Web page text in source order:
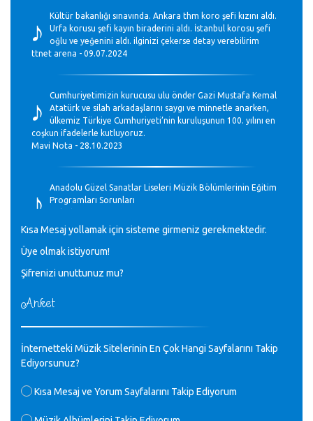
♪
Kültür bakanlığı sınavında. Ankara thm koro şefi kızını aldı.
Urfa korusu şefi kayın biraderini aldı. İstanbul korosu şefi
oğlu ve yeğenini aldı. ilginizi çekerse detay verebilirim
ttnet arena - 09.07.2024
♪
Cumhuriyetimizin kurucusu ulu önder Gazi Mustafa Kemal
Atatürk ve silah arkadaşlarını saygı ve minnetle anarken,
ülkemiz Türkiye Cumhuriyeti’nin kuruluşunun 100. yılını en
coşkun ifadelerle kutluyoruz.
Mavi Nota - 28.10.2023
♪
Anadolu Güzel Sanatlar Liseleri Müzik Bölümlerinin Eğitim
Programları Sorunları
♪
GEÇMİŞ OLSUN TÜRKİYE!
Mavi Nota - 07.02.2023
♪
30 yıl sonra karşılaşmak çok güzel Kurtuluş, teveccüh
M.Semih Baylan - 08.01.2023
♪
Değerli Müfit hocama en içten sevgi saygılarımı iletin
yaptım.1994 yılında derginin bu daldaki ödülüne layık
Kısa Mesaj yollamak için sisteme girmeniz gerekmektedir.
Üye olmak istiyorum!
Şifrenizi unuttunuz mu?
Anket
İnternetteki Müzik Sitelerinin En Çok Hangi Sayfalarını Takip
Ediyorsunuz?
Kısa Mesaj ve Yorum Sayfalarını Takip Ediyorum